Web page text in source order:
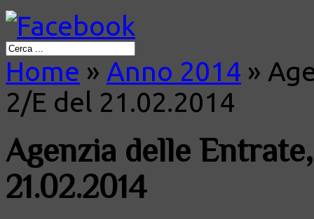
Home » Anno 2014 »
2/E del 21.02.2014
Agenzia delle
21.02.2014